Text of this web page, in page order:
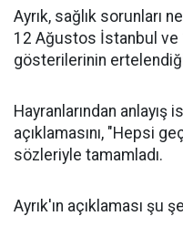
Ayrık, sağlık sorunları
12 Ağustos İstanbul
gösterilerinin
Hayranlarından anlayış
açıklamasını, "Hepsi
sözleriyle tamamladı.
Ayrık'ın açıklaması şu